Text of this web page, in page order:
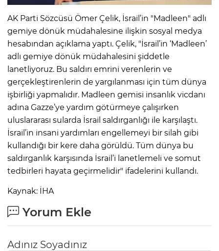
AK Parti Sözcüsü Ömer Çelik, İsrail’in "Madleen" adlı
gemiye dönük müdahalesine ilişkin sosyal medya
hesabından açıklama yaptı. Çelik, "İsrail’in ‘Madleen’
adlı gemiye dönük müdahalesini şiddetle
lanetliyoruz. Bu saldırı emrini verenlerin ve
gerçekleştirenlerin de yargılanması için tüm dünya
işbirliği yapmalıdır. Madleen gemisi insanlık vicdanı
adına Gazze’ye yardım götürmeye çalışırken
uluslararası sularda İsrail saldırganlığı ile karşılaştı.
İsrail’in insani yardımları engellemeyi bir silah gibi
kullandığı bir kere daha görüldü. Tüm dünya bu
saldırganlık karşısında İsrail’i lanetlemeli ve somut
tedbirleri hayata geçirmelidir" ifadelerini kullandı.
Kaynak: İHA
Yorum Ekle
Adınız Soyadınız